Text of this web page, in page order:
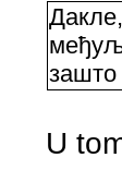
зашто
U